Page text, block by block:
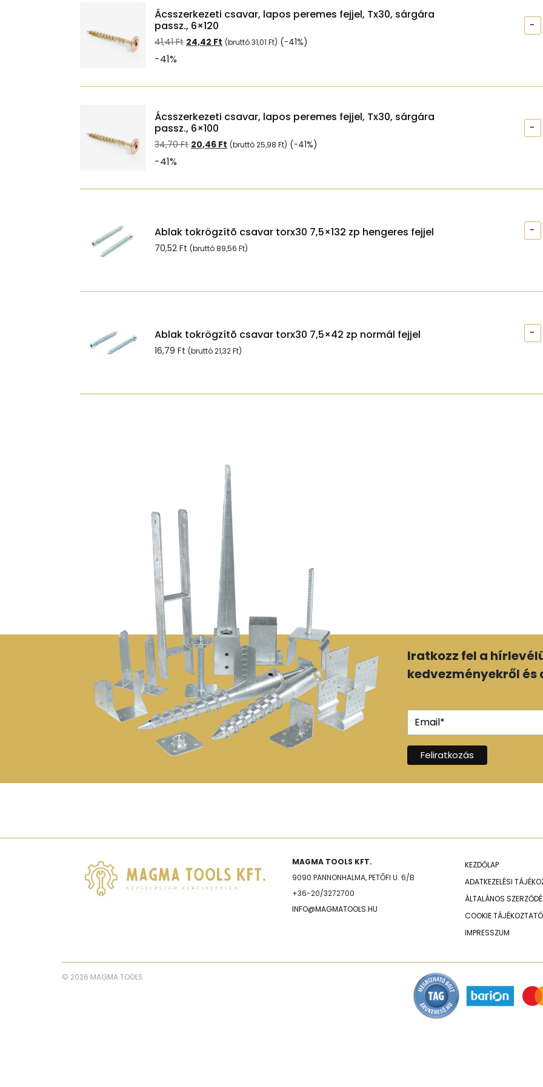
Ácsszerkezeti csavar, lapos peremes fejjel, Tx30, sárgára
passz., 6×120
41,41Ft Original
24,42 Ft Current
(bruttó31,01 Ft) (-41%)
-41%
-
Ácsszerkezeti csavar, lapos peremes fejjel, Tx30, sárgára
passz., 6×100
34,70Ft Original
20,46 Ft Current
(bruttó25,98 Ft) (-41%)
-41%
-
Ablak tokrögzítõ csavar torx30 7,5×132 zp hengeres fejjel
70,52 Ft (bruttó89,56 Ft)
-
Ablak tokrögzítõ csavar torx30 7,5×42 zp normál fejjel
16,79 Ft (bruttó21,32Ft)
-
Iratkozz fel a
kedvezményekről
MAGMA TOOLS KFT.
9090 PANNONHALMA, PETŐFI U. 6/B
+36-20/3272700
INFO@MAGMATOOLS.HU
KEZDŐLAP
ADATKEZELÉSI
ÁLTALÁNOS
COOKIE TÁJÉKOZTATÓ
IMPRESSZUM
© 2026 MAGMA TOOLS